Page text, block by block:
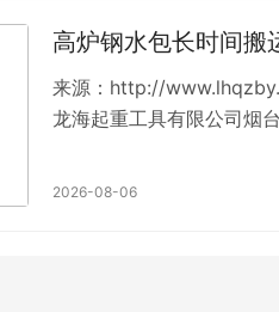
高炉钢水包长时间
来源：http://
龙海起重工具有限公司烟
2026-08-06